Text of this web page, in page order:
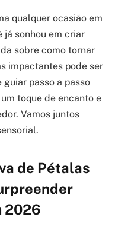
qualquer ocasião em
já sonhou em criar
sobre como tornar
impactantes pode ser
passo a passo
toque de encanto e
Vamos juntos
de Pétalas
2026